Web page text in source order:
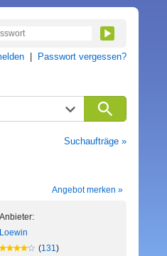
Passwort vergessen?
Suchaufträge »
Angebot merken »
Anbieter:
Loewin
(131)